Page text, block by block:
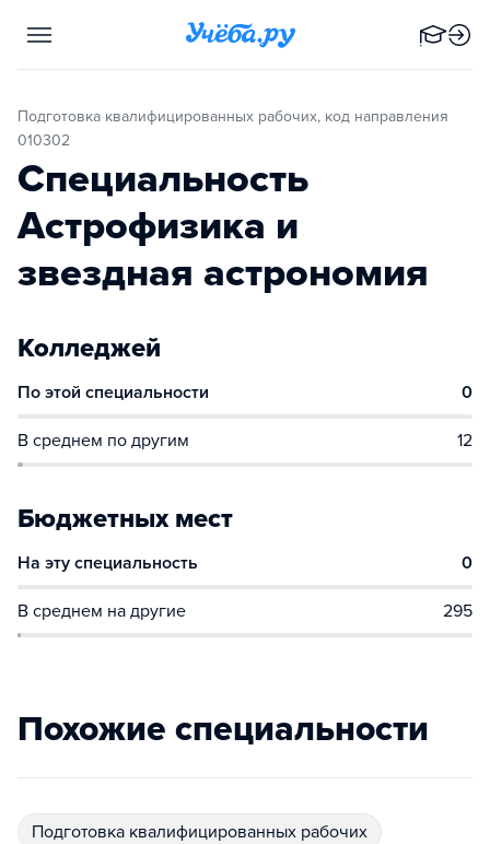
Подготовка квалифицированных рабочих, код направления
010302
Специальность
Астрофизика и
звездная астрономия
Колледжей
По этой специальности 0
В среднем по другим 12
Бюджетных мест
На эту специальность 0
В среднем на другие 295
Похожие специальности
подготовка квалифицированных рабочих